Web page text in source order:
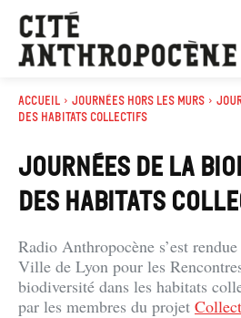
Accueil Journées Hors les murs
des habitats collectifs
JOURNÉES DE LA
DES HABITATS
Radio Anthropocène s’est
Ville de Lyon pour les
biodiversité dans les habitats
par les membres du projet